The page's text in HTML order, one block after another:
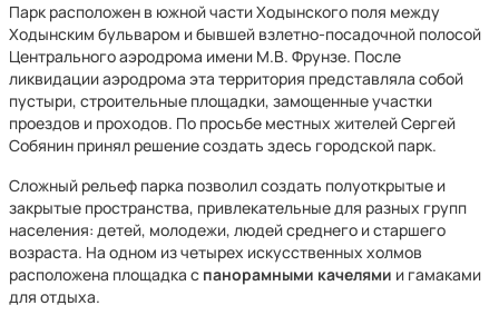
Парк расположен в южной части Ходынского поля между
Ходынским бульваром и бывшей взлетно-посадочной полосой
Центрального аэродрома имени М.В. Фрунзе. После
ликвидации аэродрома эта территория представляла собой
пустыри, строительные площадки, замощенные участки
проездов и проходов. По просьбе местных жителей Сергей
Собянин принял решение создать здесь городской парк.
Сложный рельеф парка позволил создать полуоткрытые и
закрытые пространства, привлекательные для разных групп
населения: детей, молодежи, людей среднего и старшего
возраста. На одном из четырех искусственных холмов
расположена площадка с панорамными качелями и гамаками
для отдыха.